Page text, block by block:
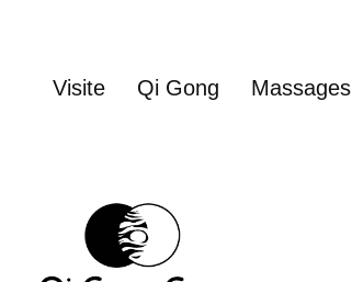
Visite Qi Gong Massages